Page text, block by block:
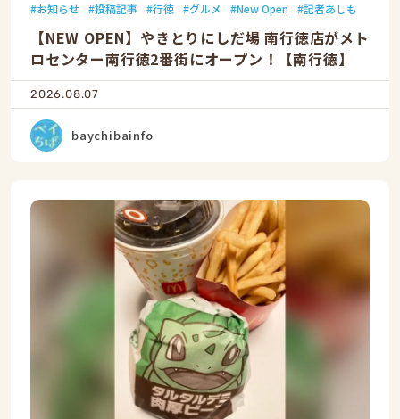
お知らせ 投稿記事 行徳 グルメ New Open 記者あしも
【NEW OPEN】やきとりにしだ場 南行徳店がメト
ロセンター南行徳2番街にオープン！【南行徳】
2026.08.07
baychibainfo